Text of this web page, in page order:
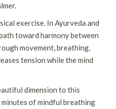
exercise. In Ayurveda and
toward harmony between
movement, breathing,
tension while the mind
dimension to this
minutes of mindful breathing